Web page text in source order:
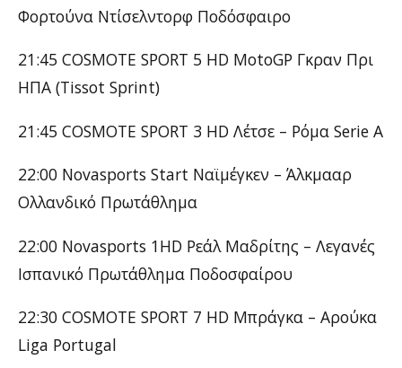
Φορτούνα Ντίσελντορφ Ποδόσφαιρο
21:45 COSMOTE SPORT 5 HD MotoGP Γκραν Πρι
ΗΠΑ (Tissot Sprint)
21:45 COSMOTE SPORT 3 HD Λέτσε – Ρόμα Serie A
22:00 Novasports Start Ναϊμέγκεν – Άλκμααρ
Ολλανδικό Πρωτάθλημα
22:00 Novasports 1HD Ρεάλ Μαδρίτης – Λεγανές
Ισπανικό Πρωτάθλημα Ποδοσφαίρου
22:30 COSMOTE SPORT 7 HD Μπράγκα – Αρούκα
Liga Portugal